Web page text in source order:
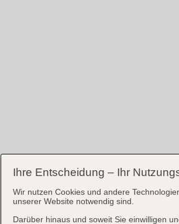
Ihre Entscheidung – Ihr
Wir nutzen Cookies und andere
unserer Website notwendig sind.
Darüber hinaus und soweit Sie einwilligen